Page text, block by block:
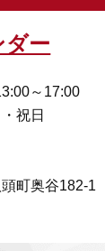
ダー
～17:00
祝日
町奥谷182-1